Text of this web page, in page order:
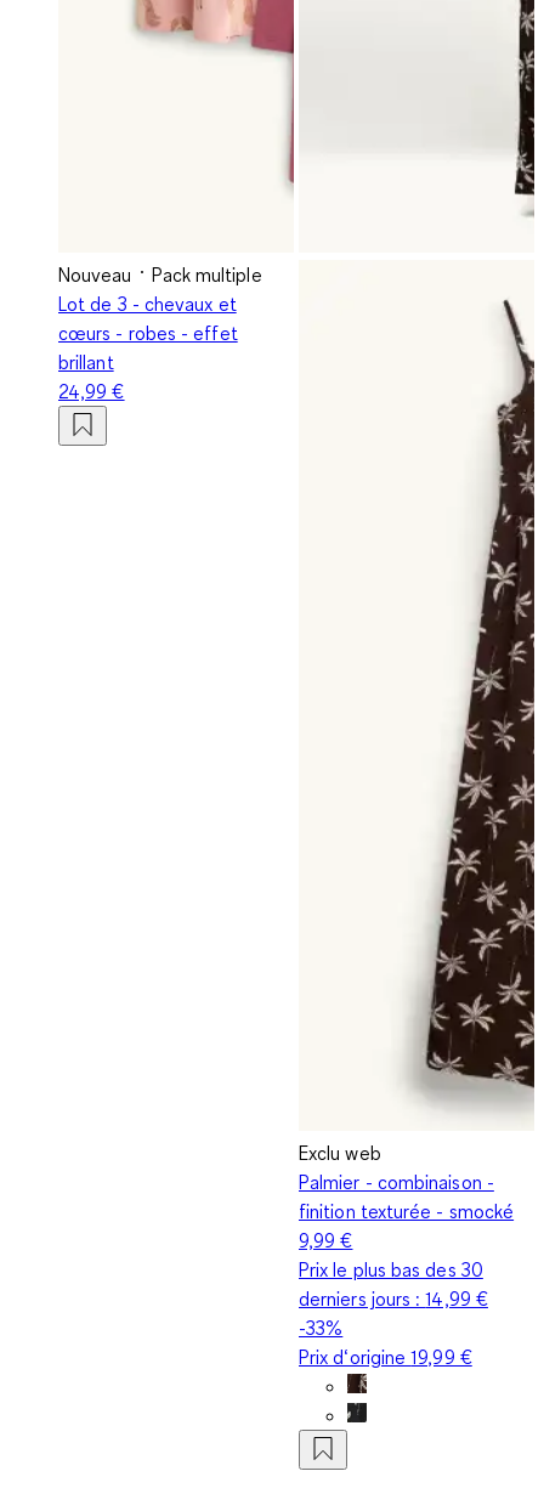
Nouveau
Pack multiple
Lot de 3 - chevaux et
cœurs - robes - effet
brillant
24,99 €
Exclu web
Palmier - combinaison -
finition texturée - smocké
9,99 €
Prix le plus bas des 30
derniers jours :14,99 €
-33%
Prix d‘origine19,99 €